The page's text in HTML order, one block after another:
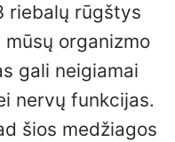
riebalų rūgštys
organizmo
gali neigiamai
nervų funkcijas.
šios medžiagos